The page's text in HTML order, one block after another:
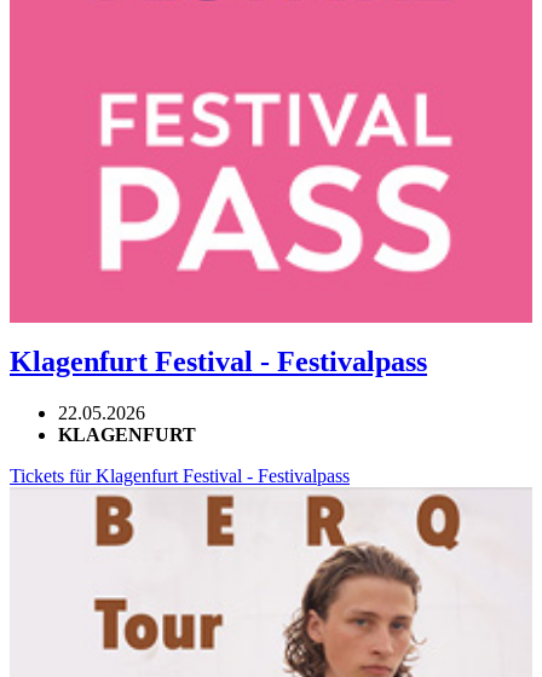
Klagenfurt Festival - Festivalpass
22.05.2026
KLAGENFURT
Tickets für Klagenfurt Festival - Festivalpass